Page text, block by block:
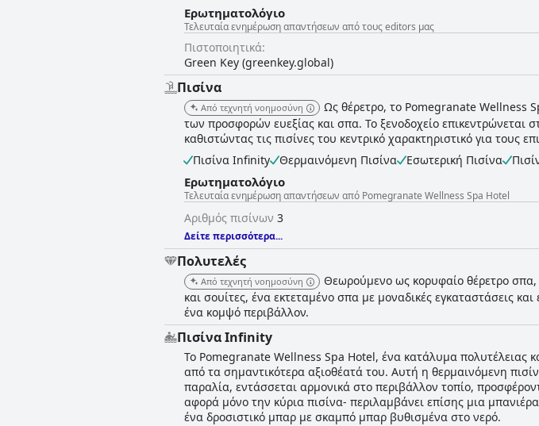
Ερωτηματολόγιο
Τελευταία ενημέρωση απαντήσεων από τους editors μας
Πιστοποιητικά:
Green Key (greenkey.global)
Πισίνα
Από τεχνητή νοημοσύνη
Ως θέρετρο, το Pomegranate Wellness
των προσφορών ευεξίας και σπα. Το ξενοδοχείο επικεντρώνεται
καθιστώντας τις πισίνες του κεντρικό χαρακτηριστικό για
Πισίνα Infinity
Θερμαινόμενη Πισίνα Εσωτερική Πισίνα
Ερωτηματολόγιο
Τελευταία ενημέρωση απαντήσεων από Pomegranate Wellness Spa Hotel
Αριθμός πισίνων 3
Δείτε περισσότερα...
Πολυτελές
Από τεχνητή νοημοσύνη
Θεωρούμενο ως κορυφαίο θέρετρο
και σουίτες, ένα εκτεταμένο σπα με μοναδικές εγκαταστάσεις
ένα κομψό περιβάλλον.
Πισίνα Infinity
Το Pomegranate Wellness Spa Hotel, ένα κατάλυμα πολυτέλειας
από τα σημαντικότερα αξιοθέατά του. Αυτή η θερμαινόμενη
παραλία, εντάσσεται αρμονικά στο περιβάλλον τοπίο,
αφορά μόνο την κύρια πισίνα- περιλαμβάνει επίσης μια
ένα δροσιστικό μπαρ με σκαμπό μπαρ βυθισμένα στο νερό.